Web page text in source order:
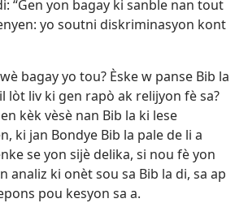
“Gen yon bagay ki sanble nan tout
yo soutni diskriminasyon kont
bagay yo tou? Èske w panse Bib la
lòt liv ki gen rapò ak relijyon fè sa?
kèk vèsè nan Bib la ki lese
ki jan Bondye Bib la pale de li a
se yon sijè delika, si nou fè yon
analiz ki onèt sou sa Bib la di, sa ap
pou kesyon sa a.